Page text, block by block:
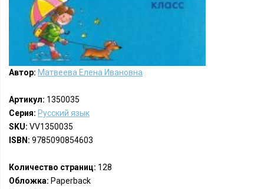
Автор: Матвеева Елена Ивановна
Артикул: 1350035
Серия: Русский язык
SKU: VV1350035
ISBN: 9785090854603
Количество страниц: 128
Обложка: Paperback